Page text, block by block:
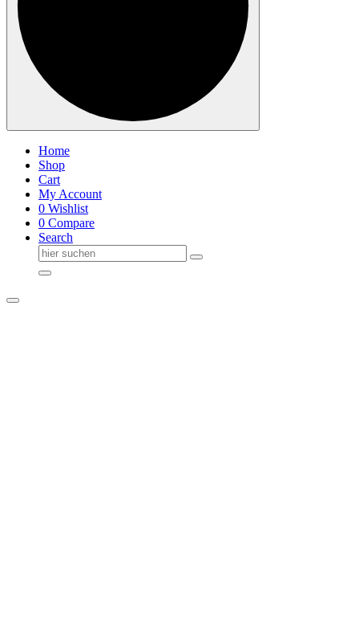
Home
Shop
Cart
My Account
0 Wishlist
0 Compare
Search
Suche
nach: